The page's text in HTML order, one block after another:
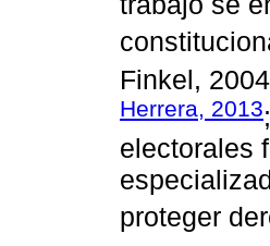
Finkel,
Herrera, 2013;
electorales
proteger